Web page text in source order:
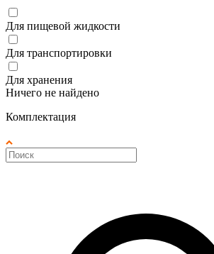
Для пищевой жидкости
Для транспортировки
Для хранения
Ничего не найдено
Комплектация